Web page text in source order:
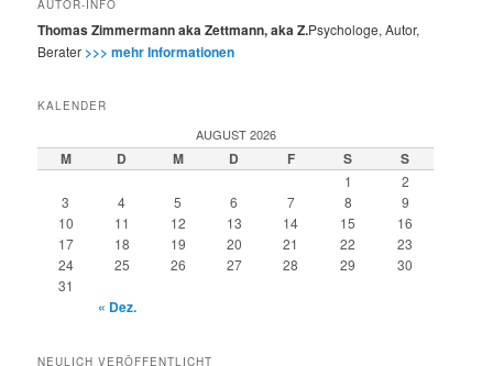
AUTOR-INFO
Thomas Zimmermann aka Zettmann, aka Z.Psychologe, Autor,
Berater >>> mehr Informationen
KALENDER
AUGUST 2026
M D M D F S S
1
2
3
4 5 6 7 8
9
10
11 12 13 14 15
16
17
18 19 20 21 22
23
24
25 26 27 28 29
30
31
« Dez.
NEULICH VERÖFFENTLICHT